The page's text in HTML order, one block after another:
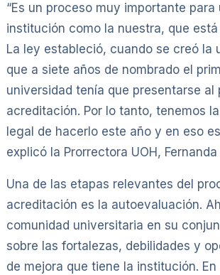
“Es un proceso muy importante para
institución como la nuestra, que
La ley estableció, cuando se creó la
que a siete años de nombrado el
universidad tenía que presentarse al
acreditación. Por lo tanto, tenemos
legal de hacerlo este año y en eso
explicó la Prorrectora UOH, Fernanda
Una de las etapas relevantes del
acreditación es la autoevaluación.
comunidad universitaria en su
sobre las fortalezas, debilidades y
de mejora que tiene la institución. En